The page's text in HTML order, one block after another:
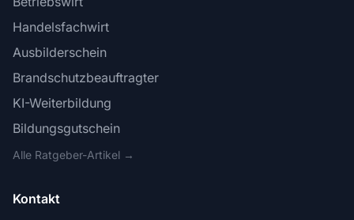
Handelsfachwirt
Ausbilderschein
Brandschutzbeauftragter
KI-Weiterbildung
Bildungsgutschein
Alle Ratgeber-Artikel →
Kontakt